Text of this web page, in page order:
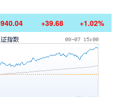
+39.68 +1.02%